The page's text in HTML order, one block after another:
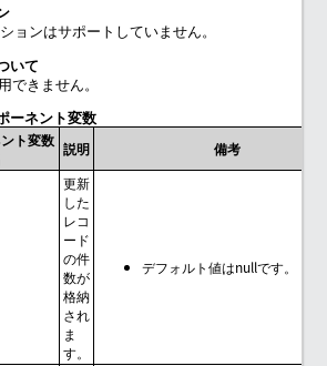
ョンはサポートしていません。
いて
できません。
ーネント変数
ト変数 説明 備考
更新
した
レコ
ード
の件
数が
格納
され
ま
す。
デフォルト値はnullです。